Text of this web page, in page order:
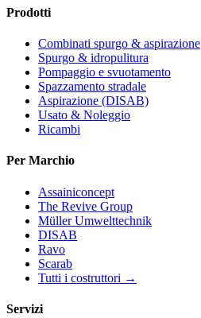
Prodotti
Combinati spurgo & aspirazione
Spurgo & idropulitura
Pompaggio e svuotamento
Spazzamento stradale
Aspirazione (DISAB)
Usato & Noleggio
Ricambi
Per Marchio
Assainiconcept
The Revive Group
Müller Umwelttechnik
DISAB
Ravo
Scarab
Tutti i costruttori →
Servizi